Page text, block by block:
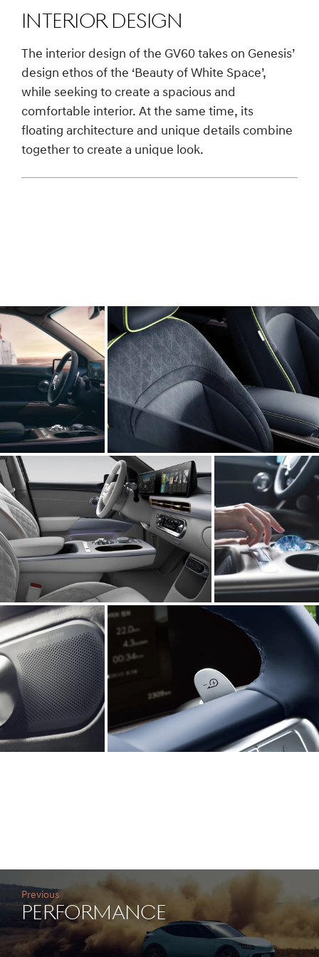
INTERIOR Design
The interior design of the GV60 takes on Genesis’
design ethos of the ‘Beauty of White Space’,
while seeking to create a spacious and
comfortable interior. At the same time, its
floating architecture and unique details combine
together to create a unique look.
Previous
PERFORMANCE